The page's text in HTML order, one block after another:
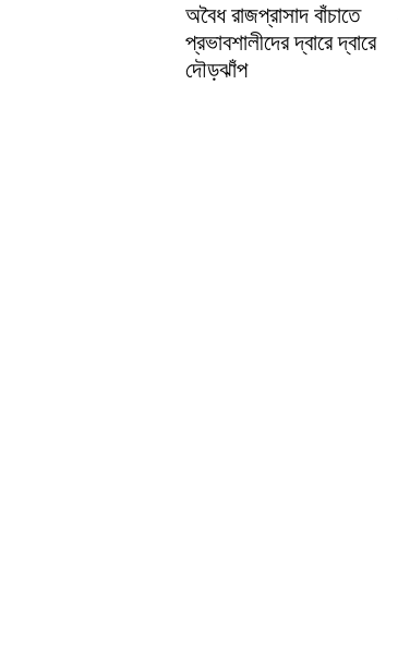
অবৈধ রাজপ্রাসাদ বাঁচাতে
প্রভাবশালীদের দ্বারে দ্বারে
দৌড়ঝাঁপ